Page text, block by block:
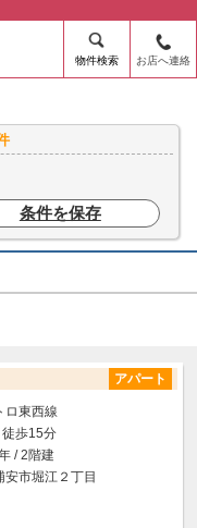
物件検索 お店へ連絡
条件を保存
アパート
ロ東西線
徒歩15分
/ 2階建
安市堀江２丁目